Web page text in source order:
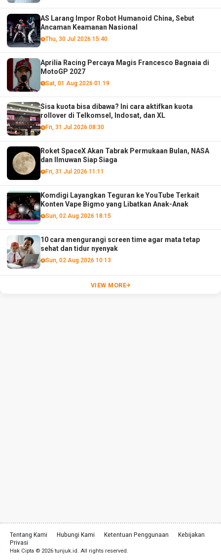
AS Larang Impor Robot Humanoid China, Sebut
Ancaman Keamanan Nasional
Thu, 30 Jul 2026 15:40
Aprilia Racing Percaya Magis Francesco Bagnaia di
MotoGP 2027
Sat, 01 Aug 2026 01:19
Sisa kuota bisa dibawa? Ini cara aktifkan kuota
rollover di Telkomsel, Indosat, dan XL
Fri, 31 Jul 2026 08:30
Roket SpaceX Akan Tabrak Permukaan Bulan, NASA
dan Ilmuwan Siap Siaga
Fri, 31 Jul 2026 11:11
Komdigi Layangkan Teguran ke YouTube Terkait
Konten Vape Bigmo yang Libatkan Anak-Anak
Sun, 02 Aug 2026 18:15
10 cara mengurangi screen time agar mata tetap
sehat dan tidur nyenyak
Sun, 02 Aug 2026 10:13
VIEW MORE
Tentang Kami Hubungi Kami Ketentuan Penggunaan
Kebijakan
Privasi
Hak Cipta © 2026 tunjuk.id. All rights reserved.